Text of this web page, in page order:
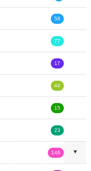
58
77
17
44
15
23
146